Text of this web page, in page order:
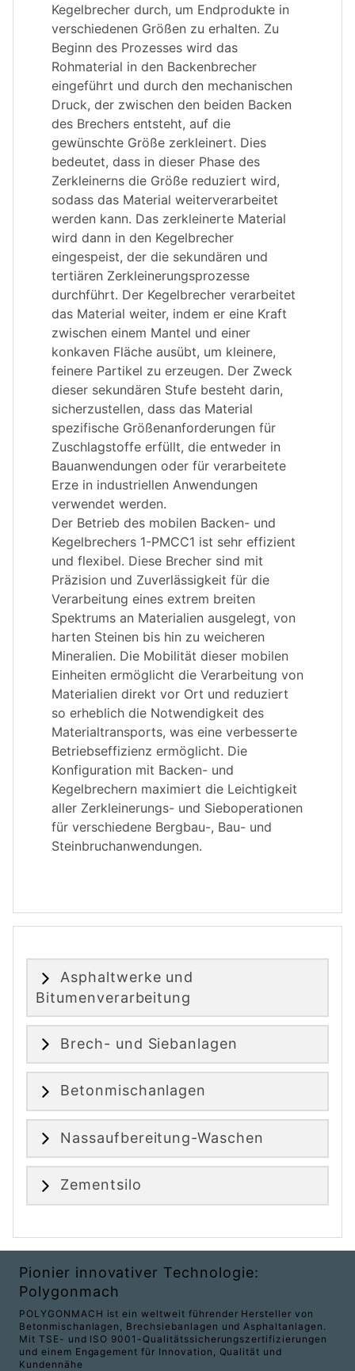
Kegelbrecher durch, um Endprodukte in
verschiedenen Größen zu erhalten. Zu
Beginn des Prozesses wird das
Rohmaterial in den Backenbrecher
eingeführt und durch den mechanischen
Druck, der zwischen den beiden Backen
des Brechers entsteht, auf die
gewünschte Größe zerkleinert. Dies
bedeutet, dass in dieser Phase des
Zerkleinerns die Größe reduziert wird,
sodass das Material weiterverarbeitet
werden kann. Das zerkleinerte Material
wird dann in den Kegelbrecher
eingespeist, der die sekundären und
tertiären Zerkleinerungsprozesse
durchführt. Der Kegelbrecher verarbeitet
das Material weiter, indem er eine Kraft
zwischen einem Mantel und einer
konkaven Fläche ausübt, um kleinere,
feinere Partikel zu erzeugen. Der Zweck
dieser sekundären Stufe besteht darin,
sicherzustellen, dass das Material
spezifische Größenanforderungen für
Zuschlagstoffe erfüllt, die entweder in
Bauanwendungen oder für verarbeitete
Erze in industriellen Anwendungen
verwendet werden.
Der Betrieb des mobilen Backen- und
Kegelbrechers 1-PMCC1 ist sehr effizient
und flexibel. Diese Brecher sind mit
Präzision und Zuverlässigkeit für die
Verarbeitung eines extrem breiten
Spektrums an Materialien ausgelegt, von
harten Steinen bis hin zu weicheren
Mineralien. Die Mobilität dieser mobilen
Einheiten ermöglicht die Verarbeitung von
Materialien direkt vor Ort und reduziert
so erheblich die Notwendigkeit des
Materialtransports, was eine verbesserte
Betriebseffizienz ermöglicht. Die
Konfiguration mit Backen- und
Kegelbrechern maximiert die Leichtigkeit
aller Zerkleinerungs- und Sieboperationen
für verschiedene Bergbau-, Bau- und
Steinbruchanwendungen.
Asphaltwerke und
Bitumenverarbeitung
Brech- und Siebanlagen
Betonmischanlagen
Nassaufbereitung-Waschen
Zementsilo
Pionier innovativer Technologie:
Polygonmach
POLYGONMACH ist ein weltweit führender Hersteller von
Betonmischanlagen, Brechsiebanlagen und Asphaltanlagen.
Mit TSE- und ISO 9001-Qualitätssicherungszertifizierungen
und einem Engagement für Innovation, Qualität und
Kundennähe